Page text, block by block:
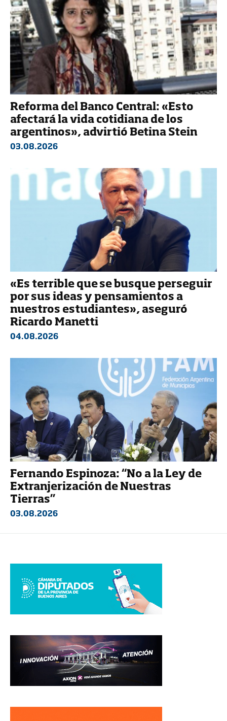
Reforma del Banco Central: «Esto
afectará la vida cotidiana de los
argentinos», advirtió Betina Stein
03.08.2026
«Es terrible que se busque perseguir
por sus ideas y pensamientos a
nuestros estudiantes», aseguró
Ricardo Manetti
04.08.2026
Fernando Espinoza: “No a la Ley de
Extranjerización de Nuestras
Tierras”
03.08.2026